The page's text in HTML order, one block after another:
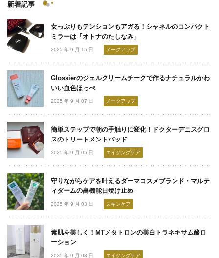
新着記事
女っぷりもテンションもアガる！シャネルのコンパクト
ミラーは「オトナのたしなみ」
2025 年 9 月 15 日 メークアップ
Glossierのジェルクリームチークで作るナチュラルかわ
いい血色ほっぺ
2025 年 9 月 07 日 メークアップ
簡単ステップで朝の手触りに変化！ドクターデニスグロ
スのトリートメントパッド
2025 年 9 月 05 日 エイジングケア
守りながらケアを叶えるダーマコスメブランド・マルテ
ィダームの高機能日焼け止め
2025 年 9 月 03 日 スキンケア
素肌を美しく！MTメタトロンの美白トラネキサム酸ロ
ーション
2025 年 9 月 03 日 エイジングケア